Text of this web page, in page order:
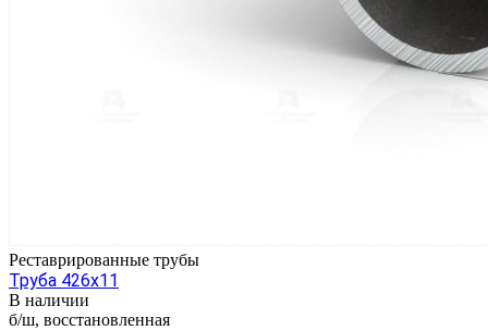
Реставрированные трубы
Труба 426х11
В наличии
б/ш, восстановленная